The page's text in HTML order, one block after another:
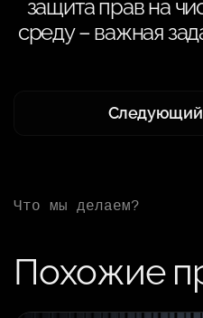
защита прав на
среду – важная
Следующий
Что мы делаем?
Похожие